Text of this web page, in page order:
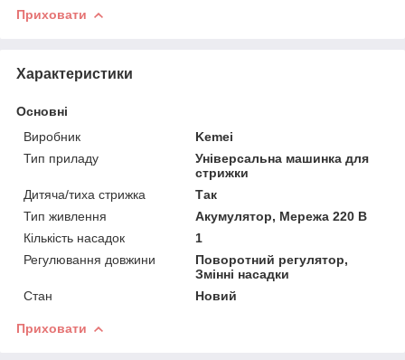
Приховати
Характеристики
Основні
Виробник
Kemei
Тип приладу
Універсальна машинка для
стрижки
Дитяча/тиха стрижка
Так
Тип живлення
Акумулятор, Мережа 220 В
Кількість насадок
1
Регулювання довжини
Поворотний регулятор,
Змінні насадки
Стан
Новий
Приховати